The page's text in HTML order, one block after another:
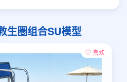
生圈组合SU模型
♡ 喜欢